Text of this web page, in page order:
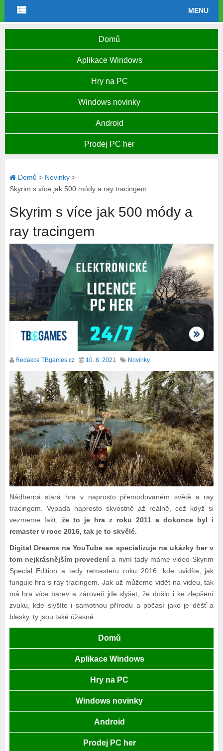
MENU
Domů
Aplikace Windows
Hry na PC
Windows novinky
Android
Prodej PC her
Domů > Novinky>
Skyrim s více jak 500 módy a ray tracingem
Skyrim s více jak 500 módy a
ray tracingem
Redakce TBgames.cz 10. 8. 2021 Novinky
Nádherná stará hra v naprosto přemodovaném světě a ray
tracingem. Vypadá naprosto skvostně až reálně, což když si
vezmeme fakt,
že to je hra z roku 2011 a dokonce byl i
remaster v roce 2016, tak je to skvělé.
Digital Dreams na YouTube se specializuje na ukázky her v
tom nejkrásnějším provedenía nyní tady máme video Skyrim
Special Edition a tedy remasteru roku 2016, kde uvidíte, jak
funguje hra s ray tracingem. Jak už můžeme vidět na videu, tak
má hra více barev a zároveň jde slyšet, že došlo i ke zlepšení
zvuku, kde slyšíte i samotnou přírodu a počasí jako je déšť a
blesky, ty jsou také úžasné.
Domů
Aplikace Windows
Hry na PC
Windows novinky
Android
Prodej PC her